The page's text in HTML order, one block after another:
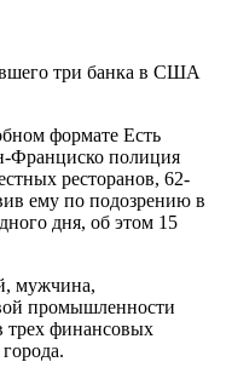
формате Есть
Франциско полиция
ресторанов, 62-
ему по подозрению в
дня, об этом 15
мужчина,
промышленности
трех финансовых